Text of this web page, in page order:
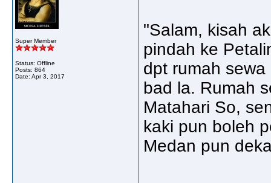
Super Member
Status: Offline
Posts: 864
Date: Apr 3, 2017
"Salam, kisah
pindah ke
dpt rumah
bad la. Rumah
Matahari So,
kaki pun boleh
Medan pun